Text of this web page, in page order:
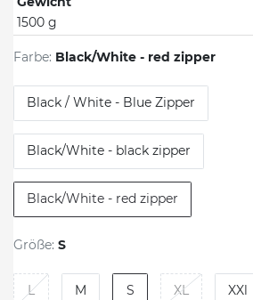
1500 g
Farbe: Black/White - red zipper
Black / White - Blue Zipper
Black/White - black zipper
Black/White - red zipper
Größe: S
L M S XL XXl